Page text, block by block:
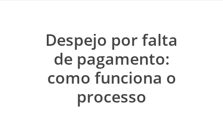
Despejo por falta
de pagamento:
como funciona o
processo